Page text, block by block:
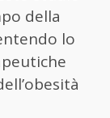
della
lo